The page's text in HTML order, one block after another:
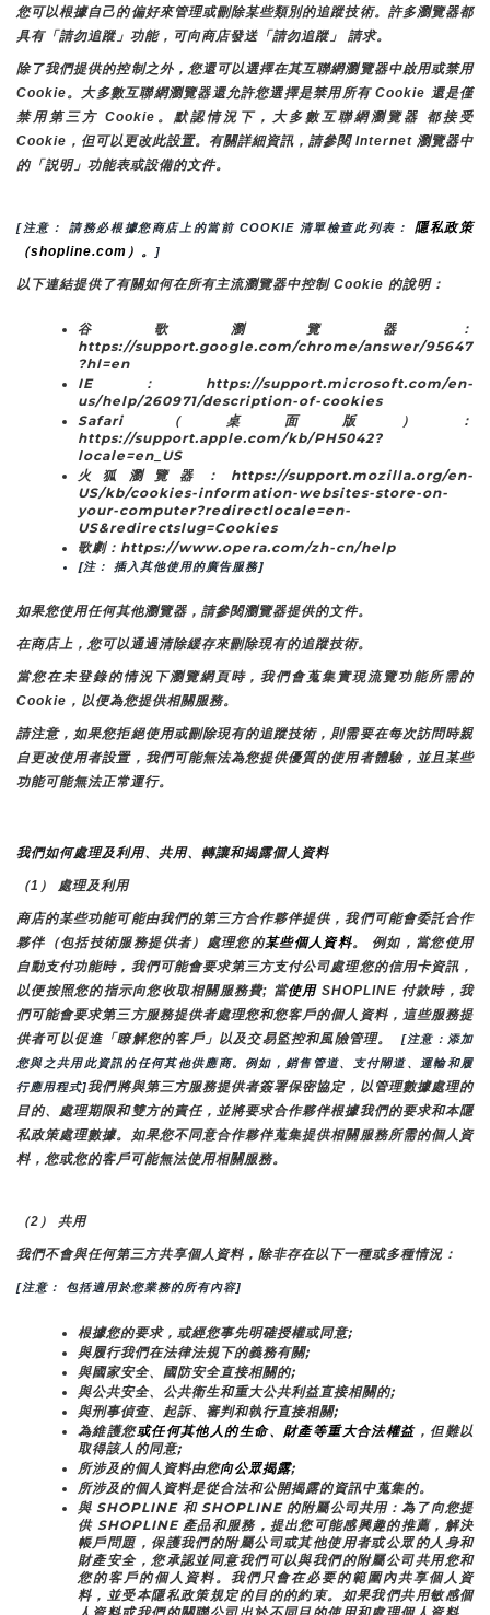
您可以根據自己的偏好來管理或刪除某些類別的追蹤技術。許多瀏覽器都
具有「請勿追蹤」功能，可向商店發送「請勿追蹤」 請求。
除了我們提供的控制之外，您還可以選擇在其互聯網瀏覽器中啟用或禁用
Cookie。大多數互聯網瀏覽器還允許您選擇是禁用所有 Cookie 還是僅
禁用第三方 Cookie。默認情況下，大多數互聯網瀏覽器 都接受
Cookie，但可以更改此設置。有關詳細資訊，請參閱 Internet 瀏覽器中
的「説明」功能表或設備的文件。
[注意： 請務必根據您商店上的當前 COOKIE 清單檢查此列表： 隱私政策
（shopline.com）。
]
以下連結提供了有關如何在所有主流瀏覽器中控制 Cookie 的說明：
谷歌瀏覽器：
https://support.google.com/chrome/answer/95647
?hl=en
IE：https://support.microsoft.com/en-
us/help/260971/description-of-cookies
Safari（桌面版）：
https://support.apple.com/kb/PH5042?
locale=en_US
火狐瀏覽器：https://support.mozilla.org/en-
US/kb/cookies-information-websites-store-on-
your-computer?redirectlocale=en-
US&redirectslug=Cookies
歌劇：https://www.opera.com/zh-cn/help
[注： 插入其他使用的廣告服務]
如果您使用任何其他瀏覽器，請參閱瀏覽器提供的文件。
在商店上，您可以通過清除緩存來刪除現有的追蹤技術。
當您在未登錄的情況下瀏覽網頁時，我們會蒐集實現流覽功能所需的
Cookie，以便為您提供相關服務。
請注意，如果您拒絕使用或刪除現有的追蹤技術，則需要在每次訪問時親
自更改使用者設置，我們可能無法為您提供優質的使用者體驗，並且某些
功能可能無法正常運行。
我們如何處理及利用、共用、轉讓和揭露個人資料
（1） 處理及利用
商店的某些功能可能由我們的第三方合作夥伴提供，我們可能會委託合作
夥伴（包括技術服務提供者）處理您的某些個人資料。 例如，當您使用
自動支付功能時，我們可能會要求第三方支付公司處理您的信用卡資訊，
以便按照您的指示向您收取相關服務費; 當使用 SHOPLINE 付款時，我
們可能會要求第三方服務提供者處理您和您客戶的個人資料，這些服務提
供者可以促進「瞭解您的客戶」以及交易監控和風險管理。
[注意：添加
您與之共用此資訊的任何其他供應商。例如，銷售管道、支付閘道、運輸和履
行應用程式]我們將與第三方服務提供者簽署保密協定，以管理數據處理的
目的、處理期限和雙方的責任，並將要求合作夥伴根據我們的要求和本隱
私政策處理數據。如果您不同意合作夥伴蒐集提供相關服務所需的個人資
料，您或您的客戶可能無法使用相關服務。
（2） 共用
我們不會與任何第三方共享個人資料，除非存在以下一種或多種情況：
[注意： 包括適用於您業務的所有內容]
根據您的要求，或經您事先明確授權或同意;
與履行我們在法律法規下的義務有關;
與國家安全、國防安全直接相關的;
與公共安全、公共衛生和重大公共利益直接相關的;
與刑事偵查、起訴、審判和執行直接相關;
為維護您或任何其他人的生命、財產等重大合法權益，但難以
取得該人的同意;
所涉及的個人資料由您向公眾揭露;
所涉及的個人資料是從合法和公開揭露的資訊中蒐集的。
與 SHOPLINE 和 SHOPLINE 的附屬公司共用：為了向您提
供 SHOPLINE 產品和服務，提出您可能感興趣的推薦，解決
帳戶問題，保護我們的附屬公司或其他使用者或公眾的人身和
財產安全，您承認並同意我們可以與我們的附屬公司共用您和
您的客戶的個人資料。我們只會在必要的範圍內共享個人資
料，並受本隱私政策規定的目的的約束。如果我們共用敏感個